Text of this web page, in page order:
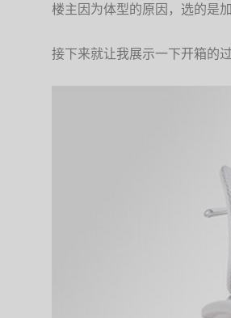
楼主因为体型的原因，选的是
接下来就让我展示一下开箱的